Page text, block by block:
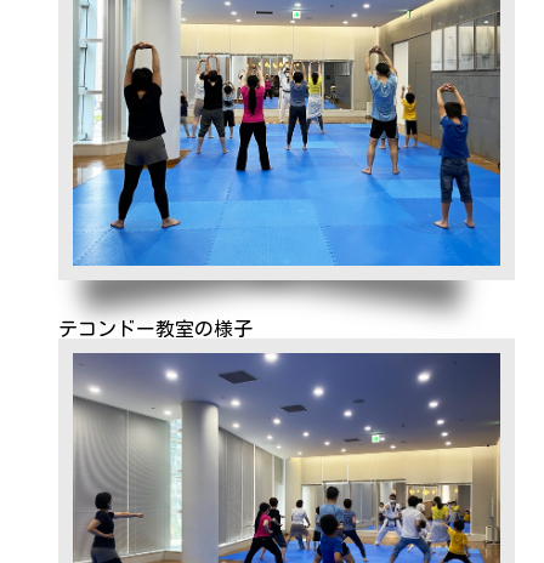
テコンドー教室の様子